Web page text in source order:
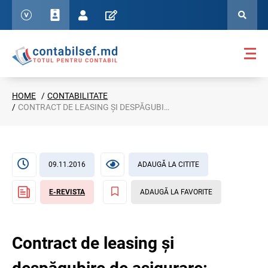
HOME
CONTABILITATE
CONTRACT DE LEASING ȘI DESPĂGUBIRE DE ASIGURARE: ASPECTE CONTABILE ȘI FISCALE
09.11.2016 ADAUGĂ LA CITITE
E-REVISTA ADAUGĂ LA FAVORITE
Contract de leasing și